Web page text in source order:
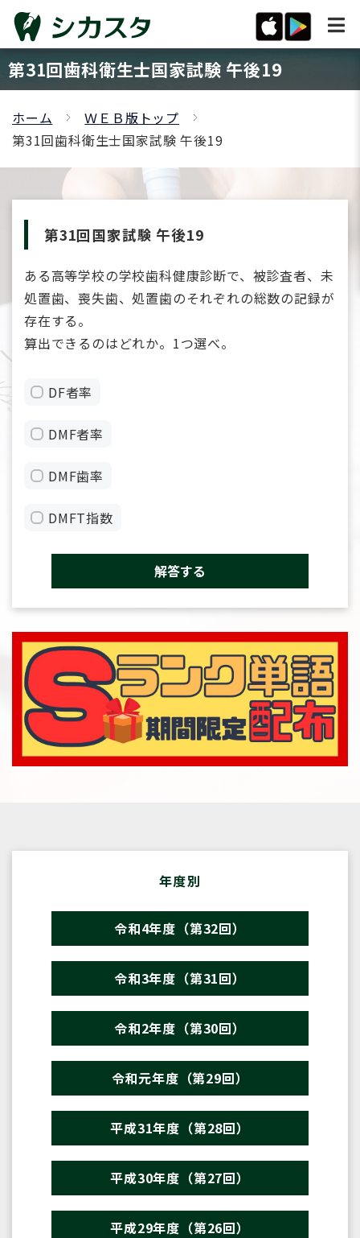
第31回歯科衛生士国家試験 午後19
ホーム
ＷＥＢ版トップ
第31回歯科衛生士国家試験 午後19
第31回国家試験 午後19
ある高等学校の学校歯科健康診断で、被診査者、未
処置歯、喪失歯、処置歯のそれぞれの総数の記録が
存在する。
算出できるのはどれか。1つ選べ。
DF者率
DMF者率
DMF歯率
DMFT指数
解答する
年度別
令和4年度（第32回）
令和3年度（第31回）
令和2年度（第30回）
令和元年度（第29回）
平成31年度（第28回）
平成30年度（第27回）
平成29年度（第26回）